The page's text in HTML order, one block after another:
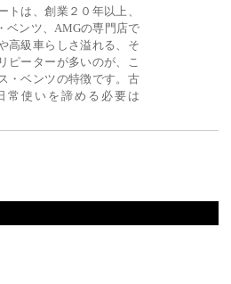
トは、創業２０年以上、
ベンツ、AMGの専門店で
高級車らしさ溢れる、そ
ピーターが多いのが、こ
・ベンツの特徴です。古
常使いを諦める必要は